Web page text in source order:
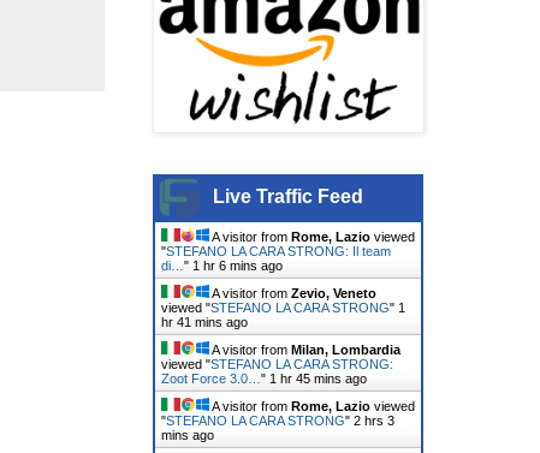
Live Traffic Feed
A visitor from Rome, Lazio viewed
"STEFANO LA CARA STRONG: Il team
di… " 1 hr 6 mins ago
A visitor from Zevio, Veneto
viewed "STEFANO LA CARA STRONG" 1
hr 41 mins ago
A visitor from Milan, Lombardia
viewed "STEFANO LA CARA STRONG:
Zoot Force 3.0… " 1 hr 45 mins ago
A visitor from Rome, Lazio viewed
"STEFANO LA CARA STRONG" 2 hrs 3
mins ago